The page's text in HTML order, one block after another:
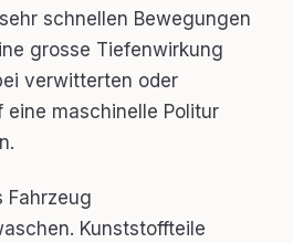
schnellen Bewegungen
grosse Tiefenwirkung
verwitterten oder
maschinelle Politur
Fahrzeug
Kunststoffteile